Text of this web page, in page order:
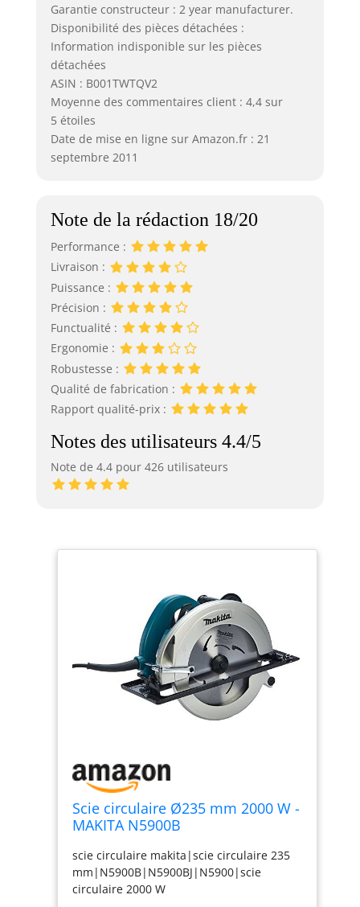
Garantie constructeur : 2 year manufacturer.
Disponibilité des pièces détachées :
Information indisponible sur les pièces
détachées
ASIN : B001TWTQV2
Moyenne des commentaires client : 4,4 sur
5 étoiles
Date de mise en ligne sur Amazon.fr : 21
septembre 2011
Note de la rédaction 18/20
Performance :
Livraison :
Puissance :
Précision :
Functualité :
Ergonomie :
Robustesse :
Qualité de fabrication :
Rapport qualité-prix :
Notes des utilisateurs 4.4/5
Note de 4.4 pour 426 utilisateurs
Scie circulaire Ø235 mm 2000 W -
MAKITA N5900B
scie circulaire makita|scie circulaire 235
mm|N5900B|N5900BJ|N5900|scie
circulaire 2000 W